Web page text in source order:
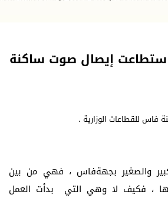
استطاعت إيصال صوت ساكنة
والصغير بجهةفاس ، فهي من بين
، فكيف لا وهي التي بدأت العمل